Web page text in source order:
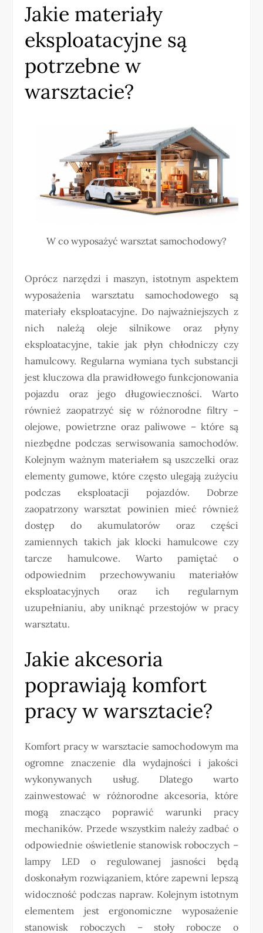
Jakie materiały
eksploatacyjne są
potrzebne w
warsztacie?
W co wyposażyć warsztat samochodowy?
Oprócz narzędzi i maszyn, istotnym aspektem
wyposażenia warsztatu samochodowego są
materiały eksploatacyjne. Do najważniejszych z
nich należą oleje silnikowe oraz płyny
eksploatacyjne, takie jak płyn chłodniczy czy
hamulcowy. Regularna wymiana tych substancji
jest kluczowa dla prawidłowego funkcjonowania
pojazdu oraz jego długowieczności. Warto
również zaopatrzyć się w różnorodne filtry –
olejowe, powietrzne oraz paliwowe – które są
niezbędne podczas serwisowania samochodów.
Kolejnym ważnym materiałem są uszczelki oraz
elementy gumowe, które często ulegają zużyciu
podczas eksploatacji pojazdów. Dobrze
zaopatrzony warsztat powinien mieć również
dostęp do akumulatorów oraz części
zamiennych takich jak klocki hamulcowe czy
tarcze hamulcowe. Warto pamiętać o
odpowiednim przechowywaniu materiałów
eksploatacyjnych oraz ich regularnym
uzupełnianiu, aby uniknąć przestojów w pracy
warsztatu.
Jakie akcesoria
poprawiają komfort
pracy w warsztacie?
Komfort pracy w warsztacie samochodowym ma
ogromne znaczenie dla wydajności i jakości
wykonywanych usług. Dlatego warto
zainwestować w różnorodne akcesoria, które
mogą znacząco poprawić warunki pracy
mechaników. Przede wszystkim należy zadbać o
odpowiednie oświetlenie stanowisk roboczych –
lampy LED o regulowanej jasności będą
doskonałym rozwiązaniem, które zapewni lepszą
widoczność podczas napraw. Kolejnym istotnym
elementem jest ergonomiczne wyposażenie
stanowisk roboczych – stoły robocze o